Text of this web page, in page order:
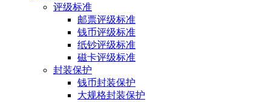
评级标准
邮票评级标准
钱币评级标准
纸钞评级标准
磁卡评级标准
封装保护
钱币封装保护
大规格封装保护